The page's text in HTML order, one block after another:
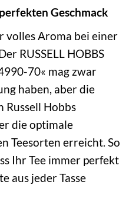
Geschmack
volles Aroma bei einer
RUSSELL HOBBS
70« mag zwar
haben, aber die
Russell Hobbs
die optimale
Teesorten erreicht. So
Ihr Tee immer perfekt
aus jeder Tasse